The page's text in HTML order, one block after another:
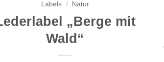
Labels / Natur
„Berge mit
Wald“